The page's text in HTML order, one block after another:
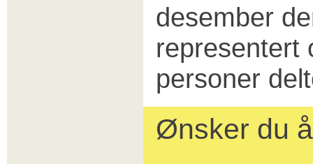
desember
representert
personer
Ønsker du